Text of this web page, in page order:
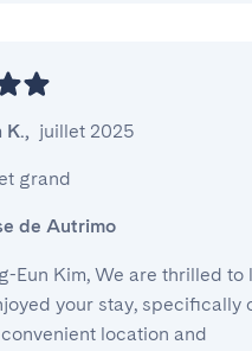
K., juillet 2025
grand
de Autrimo
Eun Kim, We are thrilled to
your stay, specifically
location and